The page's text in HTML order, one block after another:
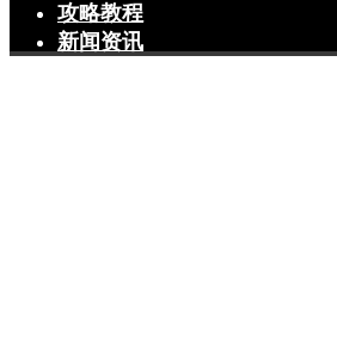
攻略教程
新闻资讯